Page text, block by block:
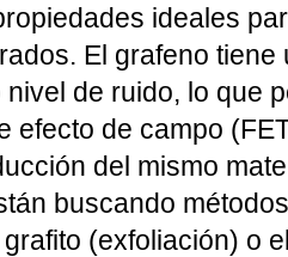
ideales
El grafeno
de ruido, lo que
efecto de campo
del mismo
buscando
(exfoliación) o